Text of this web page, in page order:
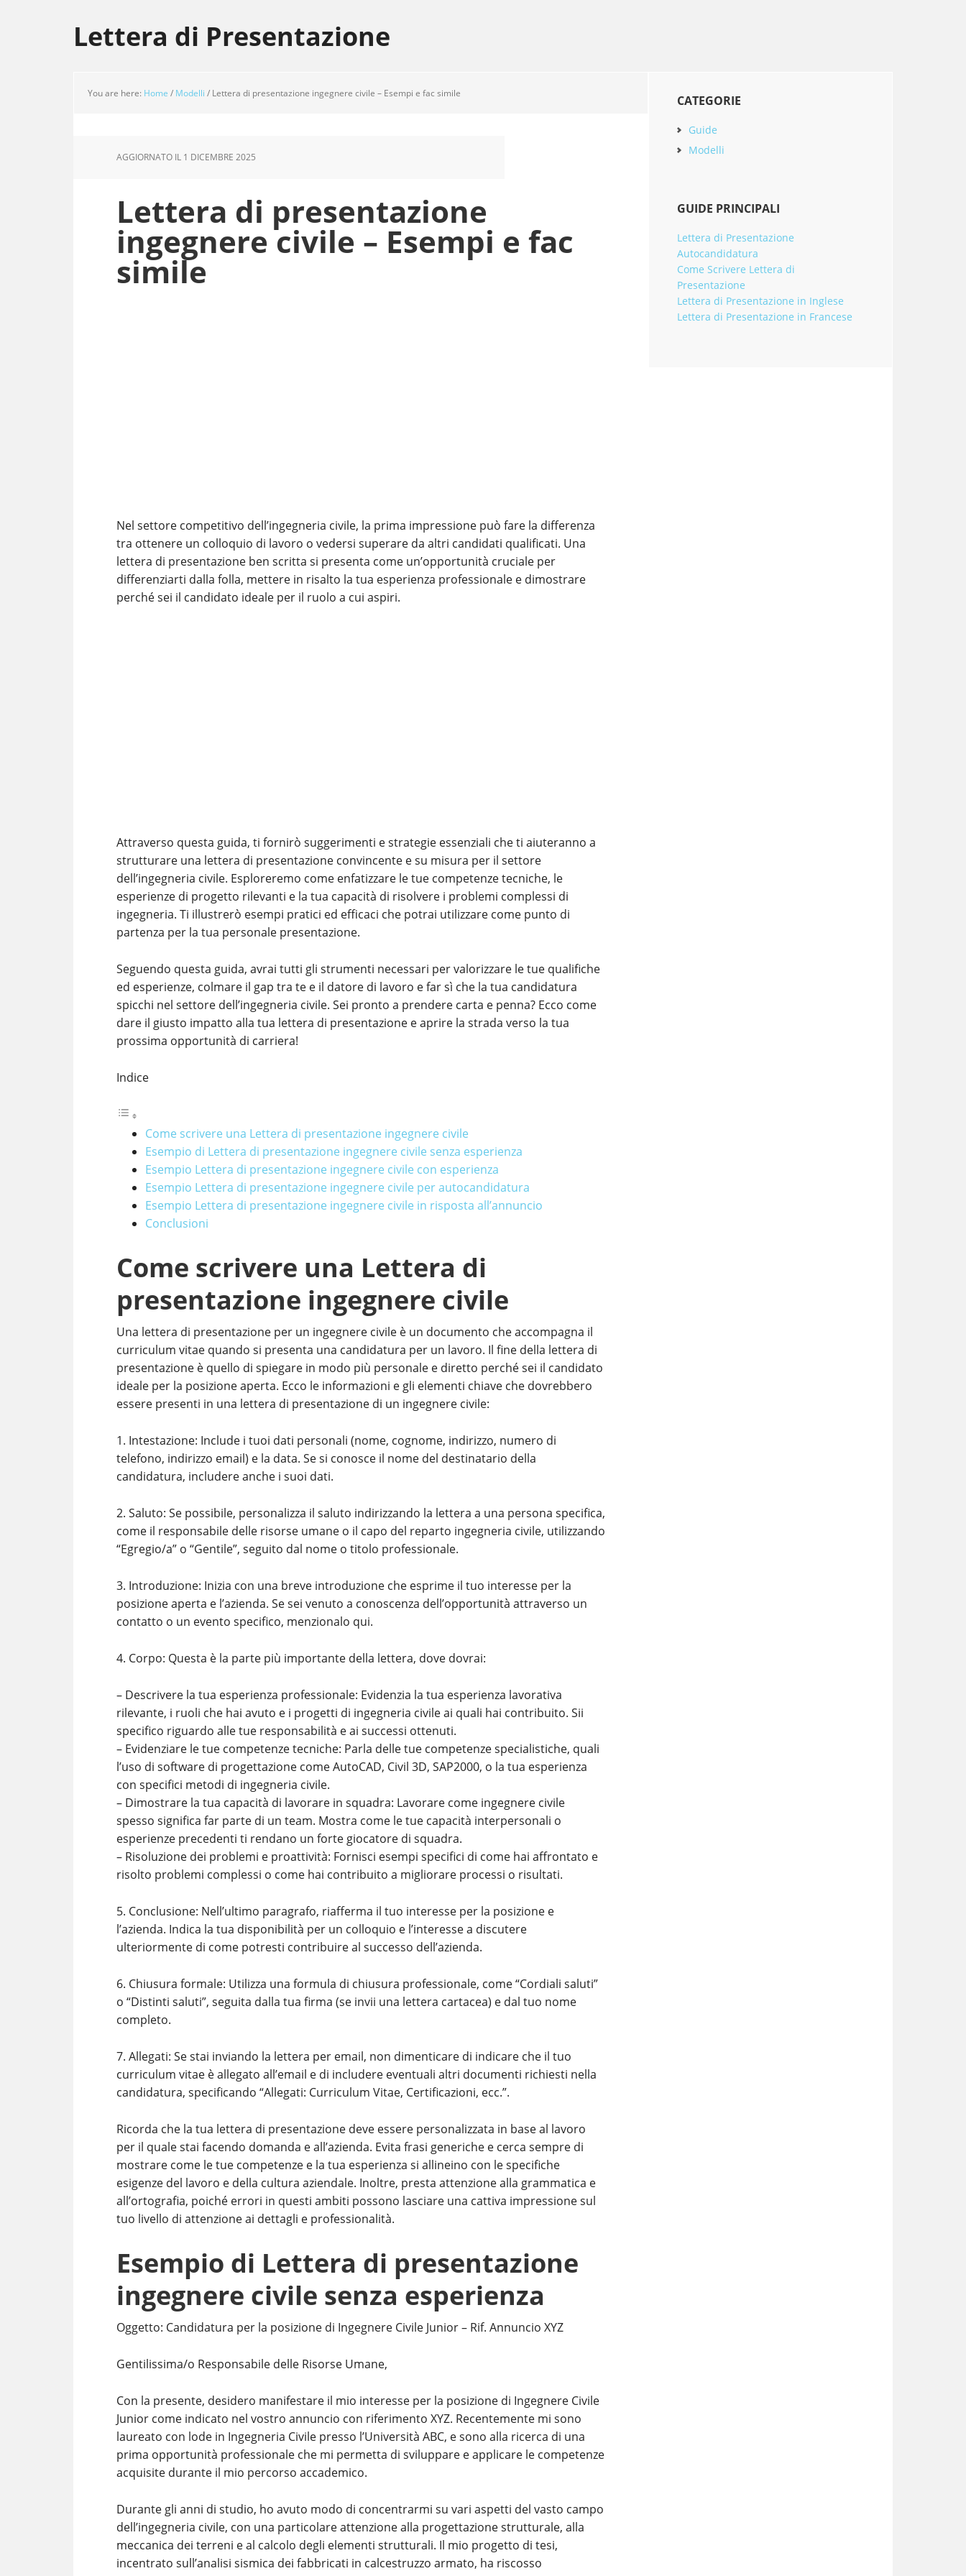
to
main
to
primary
to
footer
Lettera di Presentazione
You are here: Home / Modelli / Lettera di presentazione ingegnere civile – Esempi e fac simile
AGGIORNATO IL 1 DICEMBRE 2025
Lettera di presentazione
ingegnere civile – Esempi e fac
simile
Nel settore competitivo dell’ingegneria civile, la prima impressione può fare la differenza
tra ottenere un colloquio di lavoro o vedersi superare da altri candidati qualificati. Una
lettera di presentazione ben scritta si presenta come un’opportunità cruciale per
differenziarti dalla folla, mettere in risalto la tua esperienza professionale e dimostrare
perché sei il candidato ideale per il ruolo a cui aspiri.
Attraverso questa guida, ti fornirò suggerimenti e strategie essenziali che ti aiuteranno a
strutturare una lettera di presentazione convincente e su misura per il settore
dell’ingegneria civile. Esploreremo come enfatizzare le tue competenze tecniche, le
esperienze di progetto rilevanti e la tua capacità di risolvere i problemi complessi di
ingegneria. Ti illustrerò esempi pratici ed efficaci che potrai utilizzare come punto di
partenza per la tua personale presentazione.
Seguendo questa guida, avrai tutti gli strumenti necessari per valorizzare le tue qualifiche
ed esperienze, colmare il gap tra te e il datore di lavoro e far sì che la tua candidatura
spicchi nel settore dell’ingegneria civile. Sei pronto a prendere carta e penna? Ecco come
dare il giusto impatto alla tua lettera di presentazione e aprire la strada verso la tua
prossima opportunità di carriera!
Indice
Come scrivere una Lettera di presentazione ingegnere civile
Esempio di Lettera di presentazione ingegnere civile senza esperienza
Esempio Lettera di presentazione ingegnere civile con esperienza
Esempio Lettera di presentazione ingegnere civile per autocandidatura
Esempio Lettera di presentazione ingegnere civile in risposta all’annuncio
Conclusioni
Come scrivere una Lettera di
presentazione ingegnere civile
Una lettera di presentazione per un ingegnere civile è un documento che accompagna il
curriculum vitae quando si presenta una candidatura per un lavoro. Il fine della lettera di
presentazione è quello di spiegare in modo più personale e diretto perché sei il candidato
ideale per la posizione aperta. Ecco le informazioni e gli elementi chiave che dovrebbero
essere presenti in una lettera di presentazione di un ingegnere civile:
1. Intestazione: Include i tuoi dati personali (nome, cognome, indirizzo, numero di
telefono, indirizzo email) e la data. Se si conosce il nome del destinatario della
candidatura, includere anche i suoi dati.
2. Saluto: Se possibile, personalizza il saluto indirizzando la lettera a una persona specifica,
come il responsabile delle risorse umane o il capo del reparto ingegneria civile, utilizzando
“Egregio/a” o “Gentile”, seguito dal nome o titolo professionale.
3. Introduzione: Inizia con una breve introduzione che esprime il tuo interesse per la
posizione aperta e l’azienda. Se sei venuto a conoscenza dell’opportunità attraverso un
contatto o un evento specifico, menzionalo qui.
4. Corpo: Questa è la parte più importante della lettera, dove dovrai:
– Descrivere la tua esperienza professionale: Evidenzia la tua esperienza lavorativa
rilevante, i ruoli che hai avuto e i progetti di ingegneria civile ai quali hai contribuito. Sii
specifico riguardo alle tue responsabilità e ai successi ottenuti.
– Evidenziare le tue competenze tecniche: Parla delle tue competenze specialistiche, quali
l’uso di software di progettazione come AutoCAD, Civil 3D, SAP2000, o la tua esperienza
con specifici metodi di ingegneria civile.
– Dimostrare la tua capacità di lavorare in squadra: Lavorare come ingegnere civile
spesso significa far parte di un team. Mostra come le tue capacità interpersonali o
esperienze precedenti ti rendano un forte giocatore di squadra.
– Risoluzione dei problemi e proattività: Fornisci esempi specifici di come hai affrontato e
risolto problemi complessi o come hai contribuito a migliorare processi o risultati.
5. Conclusione: Nell’ultimo paragrafo, riafferma il tuo interesse per la posizione e
l’azienda. Indica la tua disponibilità per un colloquio e l’interesse a discutere
ulteriormente di come potresti contribuire al successo dell’azienda.
6. Chiusura formale: Utilizza una formula di chiusura professionale, come “Cordiali saluti”
o “Distinti saluti”, seguita dalla tua firma (se invii una lettera cartacea) e dal tuo nome
completo.
7. Allegati: Se stai inviando la lettera per email, non dimenticare di indicare che il tuo
curriculum vitae è allegato all’email e di includere eventuali altri documenti richiesti nella
candidatura, specificando “Allegati: Curriculum Vitae, Certificazioni, ecc.”.
Ricorda che la tua lettera di presentazione deve essere personalizzata in base al lavoro
per il quale stai facendo domanda e all’azienda. Evita frasi generiche e cerca sempre di
mostrare come le tue competenze e la tua esperienza si allineino con le specifiche
esigenze del lavoro e della cultura aziendale. Inoltre, presta attenzione alla grammatica e
all’ortografia, poiché errori in questi ambiti possono lasciare una cattiva impressione sul
tuo livello di attenzione ai dettagli e professionalità.
Esempio di Lettera di presentazione
ingegnere civile senza esperienza
Oggetto: Candidatura per la posizione di Ingegnere Civile Junior – Rif. Annuncio XYZ
Gentilissima/o Responsabile delle Risorse Umane,
Con la presente, desidero manifestare il mio interesse per la posizione di Ingegnere Civile
Junior come indicato nel vostro annuncio con riferimento XYZ. Recentemente mi sono
laureato con lode in Ingegneria Civile presso l’Università ABC, e sono alla ricerca di una
prima opportunità professionale che mi permetta di sviluppare e applicare le competenze
acquisite durante il mio percorso accademico.
Durante gli anni di studio, ho avuto modo di concentrarmi su vari aspetti del vasto campo
dell’ingegneria civile, con una particolare attenzione alla progettazione strutturale, alla
meccanica dei terreni e al calcolo degli elementi strutturali. Il mio progetto di tesi,
incentrato sull’analisi sismica dei fabbricati in calcestruzzo armato, ha riscosso
Primary
Sidebar
CATEGORIE
Guide
Modelli
GUIDE PRINCIPALI
Lettera di Presentazione
Autocandidatura
Come Scrivere Lettera di
Presentazione
Lettera di Presentazione in Inglese
Lettera di Presentazione in Francese